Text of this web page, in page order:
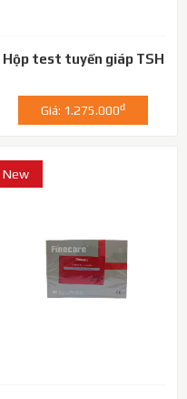
Hộp test tuyến giáp TSH
Giá: 1.275.000đ
New